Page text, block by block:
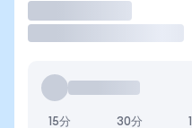
15分 30分